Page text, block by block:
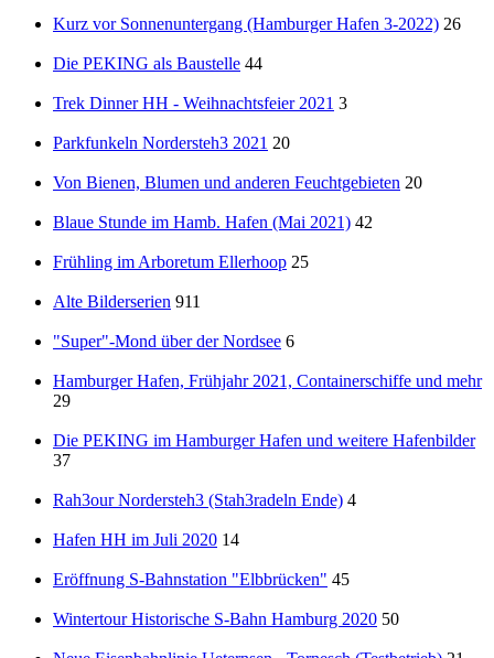
Kurz vor Sonnenuntergang (Hamburger Hafen 3-2022) 26
Die PEKING als Baustelle 44
Trek Dinner HH - Weihnachtsfeier 2021 3
Parkfunkeln Nordersteh3 2021 20
Von Bienen, Blumen und anderen Feuchtgebieten 20
Blaue Stunde im Hamb. Hafen (Mai 2021) 42
Frühling im Arboretum Ellerhoop 25
Alte Bilderserien 911
"Super"-Mond über der Nordsee 6
Hamburger Hafen, Frühjahr 2021, Containerschiffe und mehr
29
Die PEKING im Hamburger Hafen und weitere Hafenbilder
37
Rah3our Nordersteh3 (Stah3radeln Ende) 4
Hafen HH im Juli 2020 14
Eröffnung S-Bahnstation "Elbbrücken" 45
Wintertour Historische S-Bahn Hamburg 2020 50